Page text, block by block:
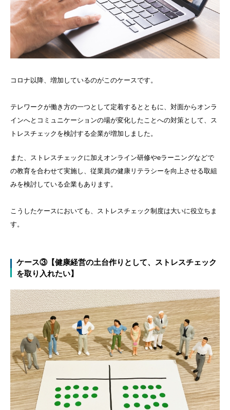
コロナ以降、増加しているのがこのケースです。
テレワークが働き方の一つとして定着するとともに、対面からオンラ
インへとコミュニケーションの場が変化したことへの対策として、ス
トレスチェックを検討する企業が増加しました。
また、ストレスチェックに加えオンライン研修やeラーニングなどで
の教育を合わせて実施し、従業員の健康リテラシーを向上させる取組
みを検討している企業もあります。
こうしたケースにおいても、ストレスチェック制度は大いに役立ちま
す。
ケース③【健康経営の土台作りとして、ストレスチェック
を取り入れたい】